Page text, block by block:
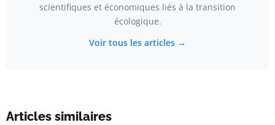
scientifiques et économiques liés à la transition
écologique.
Voir tous les articles →
Articles similaires